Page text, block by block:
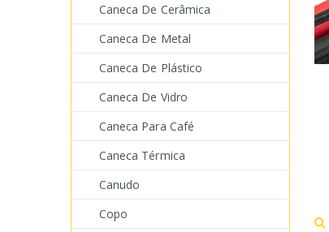
Caneca De Cerâmica
Caneca De Metal
Caneca De Plástico
Caneca De Vidro
Caneca Para Café
Caneca Térmica
Canudo
Copo